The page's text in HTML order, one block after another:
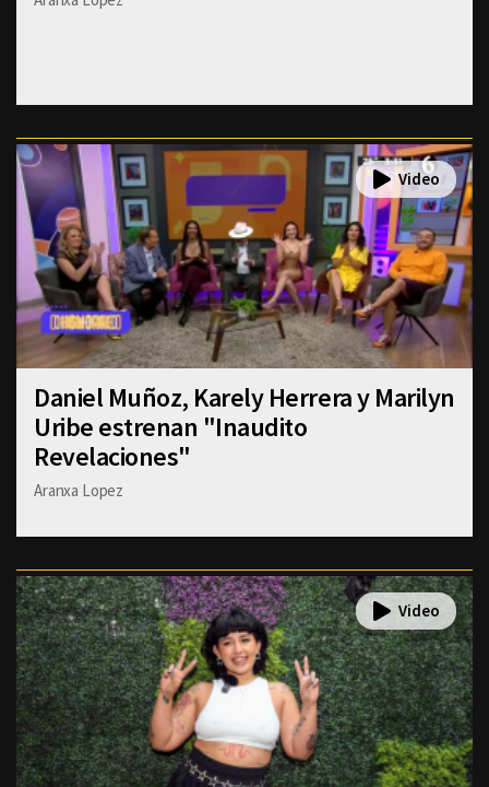
Daniel Muñoz, Karely Herrera y Marilyn
Uribe estrenan "Inaudito
Revelaciones"
Aranxa Lopez